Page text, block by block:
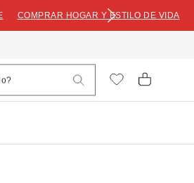
COMPRAR HOGAR Y ESTILO DE VIDA